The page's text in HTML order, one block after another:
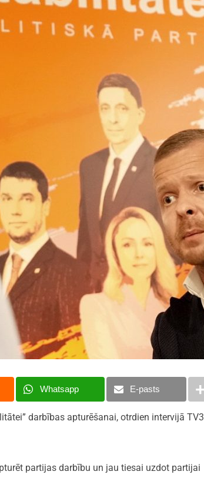
Whatsapp E-pasts
darbības apturēšanai, otrdien intervijā TV3
partijas darbību un jau tiesai uzdot partijai